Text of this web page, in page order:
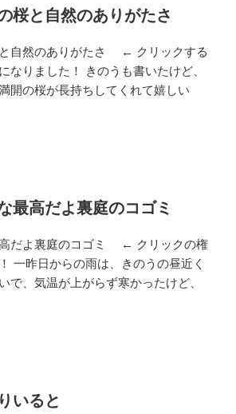
桜と自然のありがたさ
自然のありがたさ ← クリックする
なりました！ きのうも書いたけど、
開の桜が長持ちしてくれて嬉しい
最高だよ裏庭のコゴミ
高だよ裏庭のコゴミ ← クリックの権
一昨日からの雨は、きのうの昼近く
で、気温が上がらず寒かったけど、
いると